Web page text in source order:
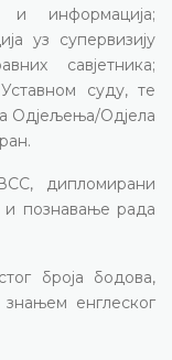
и информација;
уз супервизију
савјетника;
суду, те
Одјељења/Одјела
дипломирани
познавање рада
броја бодова,
енглеског